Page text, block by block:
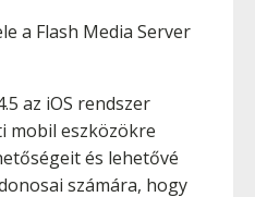
a Flash Media Server
az iOS rendszer
mobil eszközökre
és lehetővé
számára, hogy